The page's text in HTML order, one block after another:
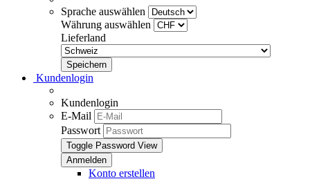
Sprache auswählen
Währung auswählen
Lieferland
Kundenlogin
Kundenlogin
E-Mail
Passwort
Toggle Password View
Konto erstellen